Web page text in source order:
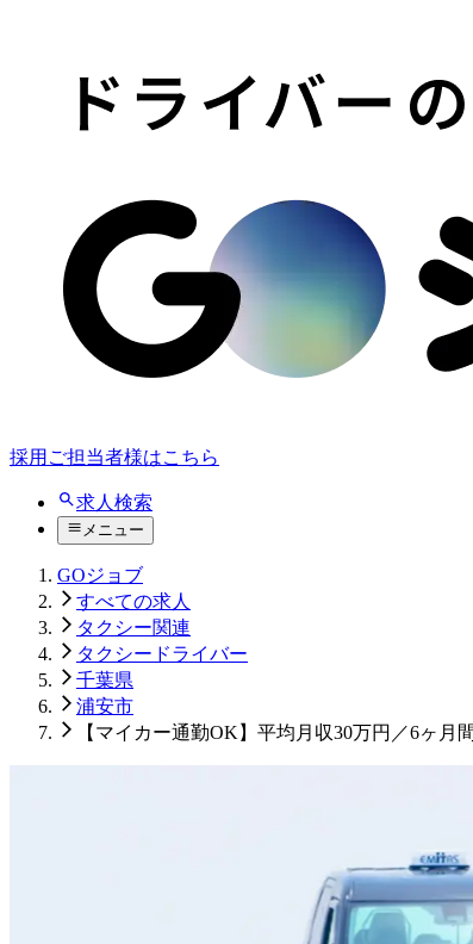
採用ご担当者様はこちら
求人検索
メニュー
GOジョブ
すべての求人
タクシー関連
タクシードライバー
千葉県
浦安市
【マイカー通勤OK】平均月収30万円／6ヶ